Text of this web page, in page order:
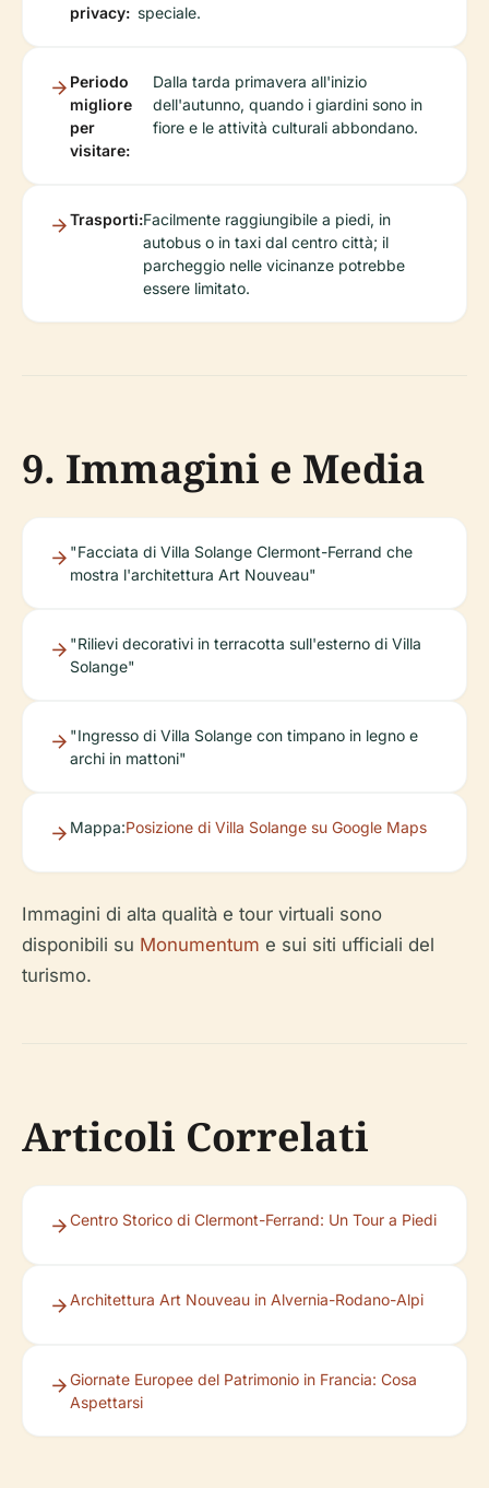
privacy: speciale.
Periodo
migliore
per
visitare:
Dalla tarda primavera all'inizio
dell'autunno, quando i giardini sono in
fiore e le attività culturali abbondano.
Trasporti:Facilmente raggiungibile a piedi, in
autobus o in taxi dal centro città; il
parcheggio nelle vicinanze potrebbe
essere limitato.
9. Immagini e Media
"Facciata di Villa Solange Clermont-Ferrand che
mostra l'architettura Art Nouveau"
"Rilievi decorativi in terracotta sull'esterno di Villa
Solange"
"Ingresso di Villa Solange con timpano in legno e
archi in mattoni"
Mappa:Posizione di Villa Solange su Google Maps
Immagini di alta qualità e tour virtuali sono
disponibili su Monumentum e sui siti ufficiali del
turismo.
Articoli Correlati
Centro Storico di Clermont-Ferrand: Un Tour a Piedi
Architettura Art Nouveau in Alvernia-Rodano-Alpi
Giornate Europee del Patrimonio in Francia: Cosa
Aspettarsi